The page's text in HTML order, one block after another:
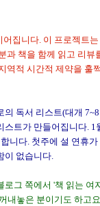
집니다. 이 프로젝트
과 책을 함께 읽고 리뷰
역적 시간적 제약을 훌
의 독서 리스트(대개
스트가 만들어집니다. 1
니다. 첫주에 설 연휴
이 없습니다.
로그 쪽에서 '책 읽는 여
내놓은 분이기도 하고